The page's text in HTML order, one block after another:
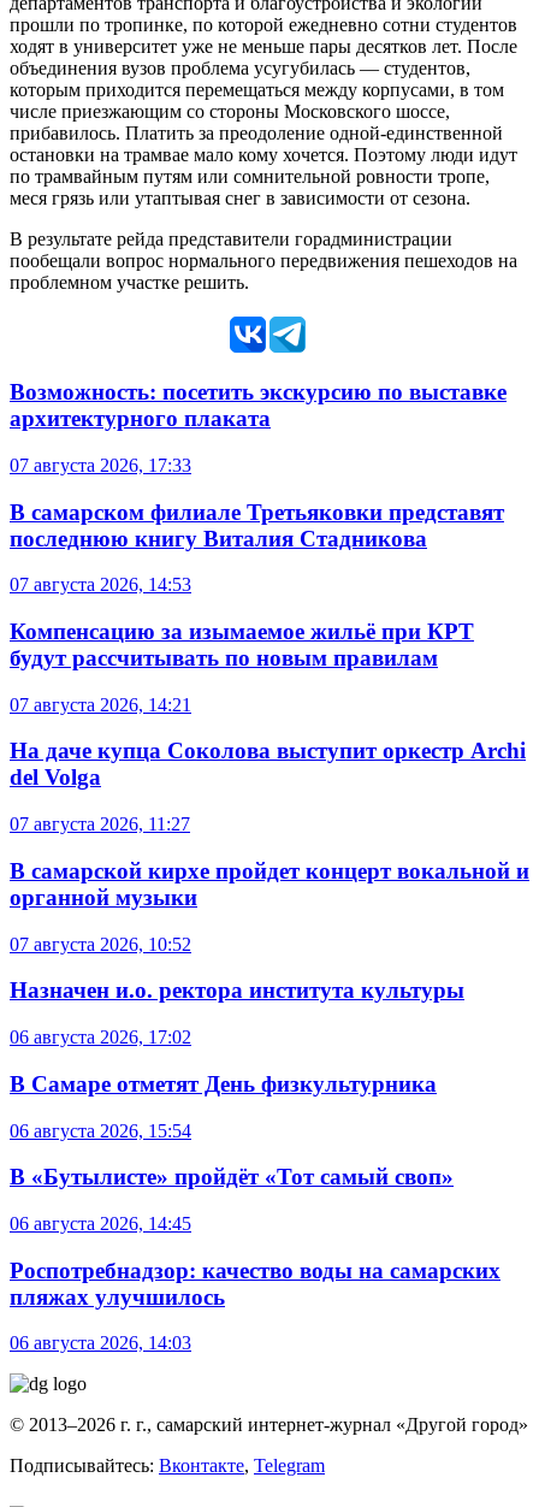
прошли по тропинке, по которой ежедневно сотни студентов
ходят в университет уже не меньше пары десятков лет. После
объединения вузов проблема усугубилась — студентов,
которым приходится перемещаться между корпусами, в том
числе приезжающим со стороны Московского шоссе,
прибавилось. Платить за преодоление одной-единственной
остановки на трамвае мало кому хочется. Поэтому люди идут
по трамвайным путям или сомнительной ровности тропе,
меся грязь или утаптывая снег в зависимости от сезона.
В результате рейда представители горадминистрации
пообещали вопрос нормального передвижения пешеходов на
проблемном участке решить.
Возможность: посетить экскурсию по выставке
архитектурного плаката
07 августа 2026, 17:33
В самарском филиале Третьяковки представят
последнюю книгу Виталия Стадникова
07 августа 2026, 14:53
Компенсацию за изымаемое жильё при КРТ
будут рассчитывать по новым правилам
07 августа 2026, 14:21
На даче купца Соколова выступит оркестр Archi
del Volga
07 августа 2026, 11:27
В самарской кирхе пройдет концерт вокальной и
органной музыки
07 августа 2026, 10:52
Назначен и.о. ректора института культуры
06 августа 2026, 17:02
В Самаре отметят День физкультурника
06 августа 2026, 15:54
В «Бутылисте» пройдёт «Тот самый своп»
06 августа 2026, 14:45
Роспотребнадзор: качество воды на самарских
пляжах улучшилось
06 августа 2026, 14:03
© 2013–2026 г. г., самарский интернет-журнал «Другой город»
Подписывайтесь: Вконтакте, Telegram